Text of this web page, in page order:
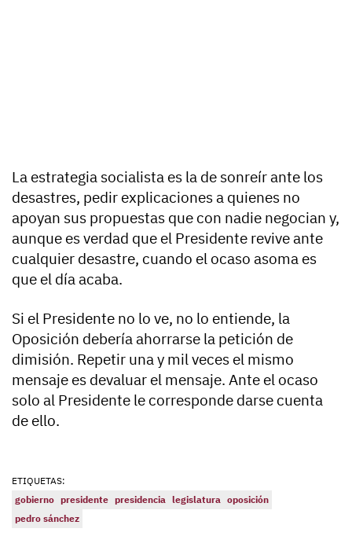
La estrategia socialista es la de sonreír ante los
desastres, pedir explicaciones a quienes no
apoyan sus propuestas que con nadie negocian y,
aunque es verdad que el Presidente revive ante
cualquier desastre, cuando el ocaso asoma es
que el día acaba.
Si el Presidente no lo ve, no lo entiende, la
Oposición debería ahorrarse la petición de
dimisión. Repetir una y mil veces el mismo
mensaje es devaluar el mensaje. Ante el ocaso
solo al Presidente le corresponde darse cuenta
de ello.
ETIQUETAS:
gobierno presidente presidencia legislatura oposición
pedro sánchez